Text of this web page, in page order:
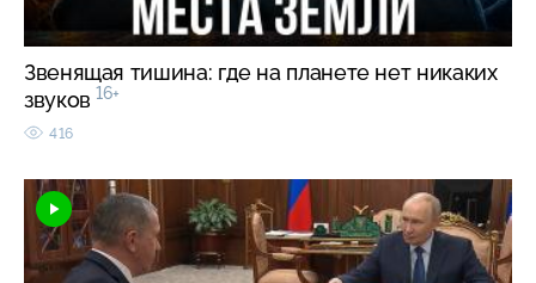
Звенящая тишина: где на планете нет никаких
звуков 16+
416